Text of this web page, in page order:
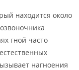
находится около
гной часто
нагноения